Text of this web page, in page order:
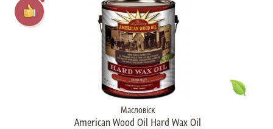
Масловіск
American Wood Oil Hard Wax Oil